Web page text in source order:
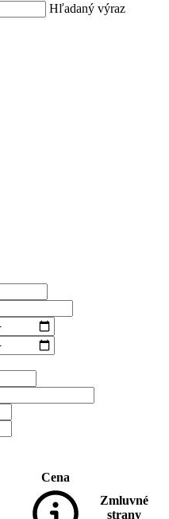
Hľadaný výraz
Cena
Zmluvné
strany